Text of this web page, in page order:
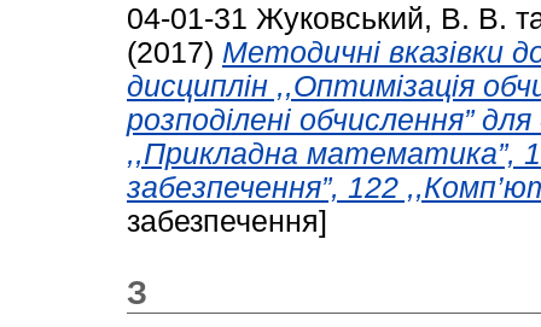
04-01-31 Жуковський, В. В.
(2017) Методичні вказівки
дисциплін ,,Оптимізація
розподілені обчислення”
,,Прикладна математика”,
забезпечення”, 122
забезпечення]
З